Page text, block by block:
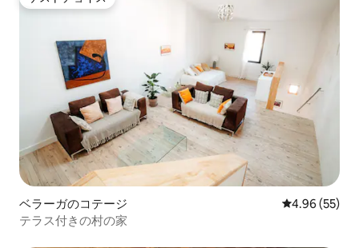
ゲストチョイス
ベラーガのコテージ レビュー55
4.96 (55)
テラス付きの村の家